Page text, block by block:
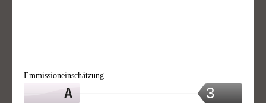
Emmissioneinschätzung
3